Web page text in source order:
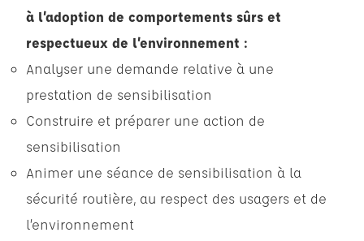
à l’adoption de comportements sûrs et
respectueux de l’environnement :
Analyser une demande relative à une
prestation de sensibilisation
Construire et préparer une action de
sensibilisation
Animer une séance de sensibilisation à la
sécurité routière, au respect des usagers et de
l’environnement